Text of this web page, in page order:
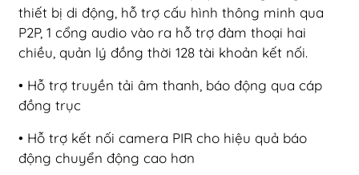
thiết bị di động, hỗ trợ cấu hình thông minh qua
P2P, 1 cổng audio vào ra hỗ trợ đàm thoại hai
chiều, quản lý đồng thời 128 tài khoản kết nối.
• Hỗ trợ truyền tải âm thanh, báo động qua cáp
đồng trục
• Hỗ trợ kết nối camera PIR cho hiệu quả báo
động chuyển động cao hơn